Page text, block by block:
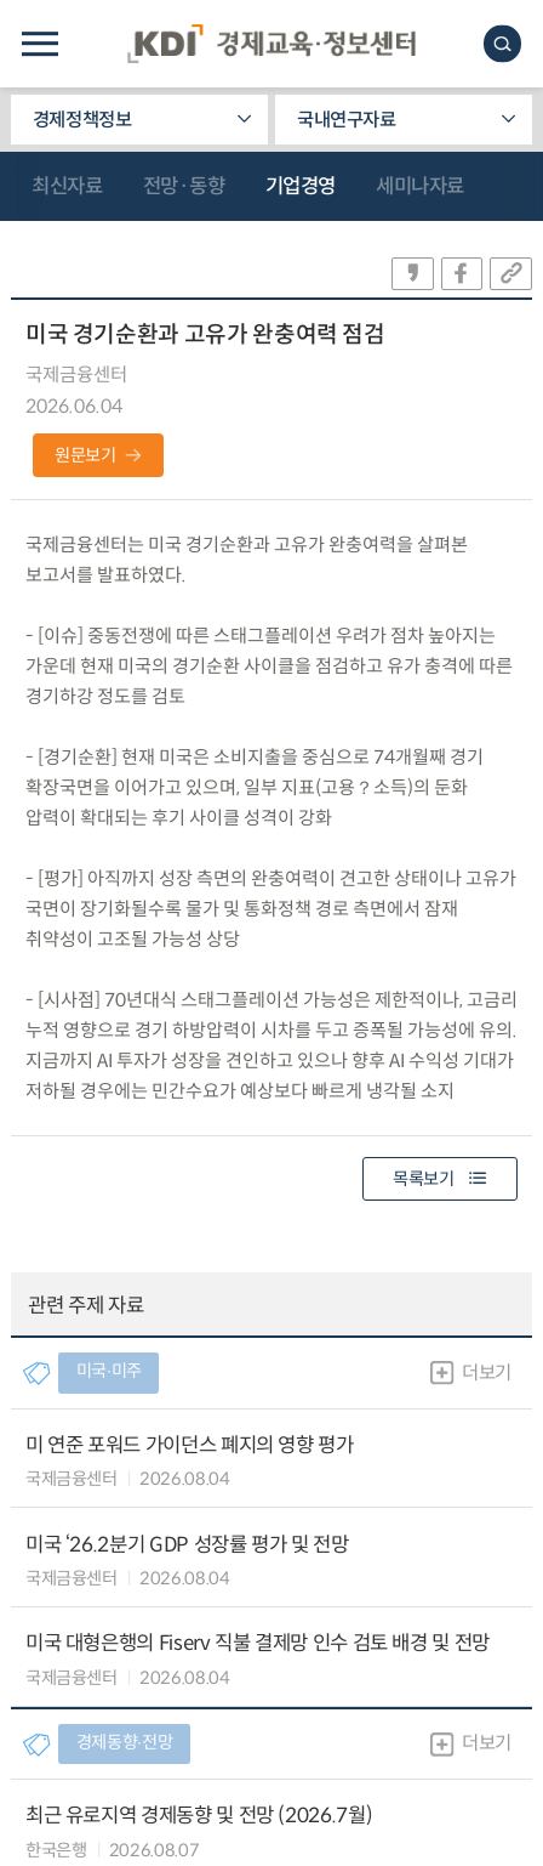
경제정책정보 국내연구자료
최신자료 전망·동향 기업경영 세미나자료
미국 경기순환과 고유가 완충여력 점검
국제금융센터
2026.06.04
원문보기
국제금융센터는 미국 경기순환과 고유가 완충여력을 살펴본
보고서를 발표하였다.
- [이슈] 중동전쟁에 따른 스태그플레이션 우려가 점차 높아지는
가운데 현재 미국의 경기순환 사이클을 점검하고 유가 충격에 따른
경기하강 정도를 검토
- [경기순환] 현재 미국은 소비지출을 중심으로 74개월째 경기
확장국면을 이어가고 있으며, 일부 지표(고용？소득)의 둔화
압력이 확대되는 후기 사이클 성격이 강화
- [평가] 아직까지 성장 측면의 완충여력이 견고한 상태이나 고유가
국면이 장기화될수록 물가 및 통화정책 경로 측면에서 잠재
취약성이 고조될 가능성 상당
- [시사점] 70년대식 스태그플레이션 가능성은 제한적이나, 고금리
누적 영향으로 경기 하방압력이 시차를 두고 증폭될 가능성에 유의.
지금까지 AI 투자가 성장을 견인하고 있으나 향후 AI 수익성 기대가
저하될 경우에는 민간수요가 예상보다 빠르게 냉각될 소지
목록보기
관련 주제 자료
미국∙미주 더보기
미 연준 포워드 가이던스 폐지의 영향 평가
국제금융센터 2026.08.04
미국 ‘26.2분기 GDP 성장률 평가 및 전망
국제금융센터 2026.08.04
미국 대형은행의 Fiserv 직불 결제망 인수 검토 배경 및 전망
국제금융센터 2026.08.04
경제동향∙전망 더보기
최근 유로지역 경제동향 및 전망 (2026.7월)
한국은행 2026.08.07